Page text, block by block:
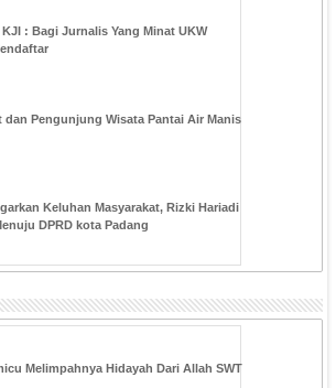
KJI : Bagi Jurnalis Yang Minat UKW
dan Pengunjung Wisata Pantai Air Manis
Keluhan Masyarakat, Rizki Hariadi
DPRD kota Padang
Melimpahnya Hidayah Dari Allah SWT